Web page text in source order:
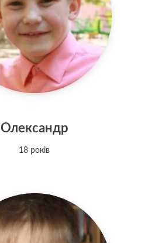
Олександр
18 років